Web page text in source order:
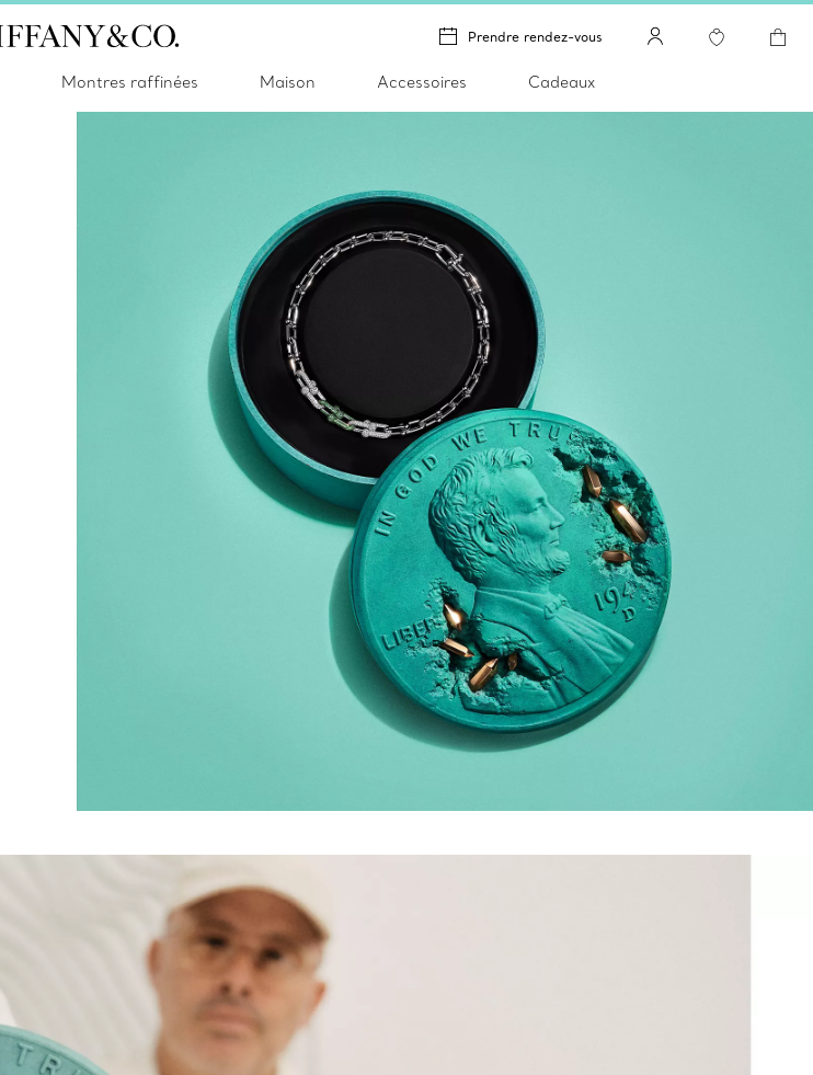
Prendre rendez-vous
Montres raffinées Maison Accessoires Cadeaux